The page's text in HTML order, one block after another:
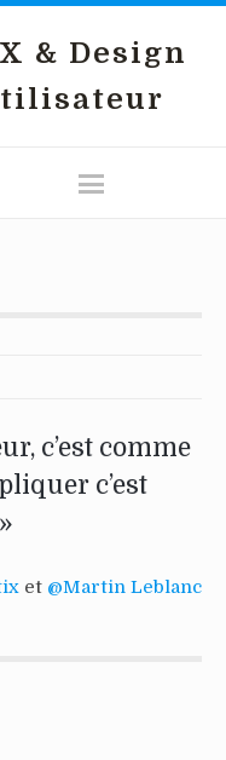
& Design
c’est comme
c’est
et @Martin Leblanc